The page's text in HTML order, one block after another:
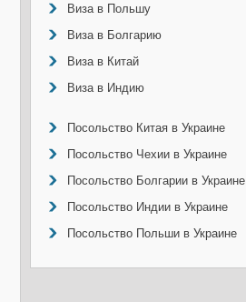
Виза в Польшу
Виза в Болгарию
Виза в Китай
Виза в Индию
Посольство Китая в Украине
Посольство Чехии в Украине
Посольство Болгарии в Украине
Посольство Индии в Украине
Посольство Польши в Украине